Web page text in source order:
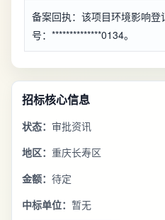
备案回执：该项目环境影响
号：**************0134。
招标核心信息
状态： 审批资讯
地区： 重庆长寿区
金额： 待定
中标单位： 暂无